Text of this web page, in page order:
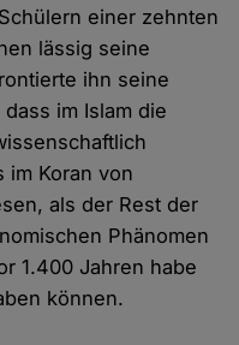
einer zehnten
lässig seine
ihn seine
im Islam die
im Koran von
als der Rest der
Phänomen
1.400 Jahren habe
können.